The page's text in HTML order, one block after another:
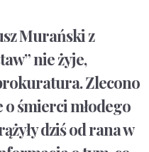
Murański z
nie żyje,
Zlecono
o śmierci młodego
dziś od rana w